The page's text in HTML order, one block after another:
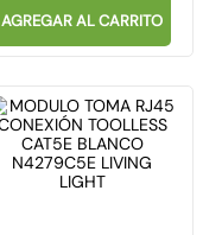
AGREGAR AL CARRITO